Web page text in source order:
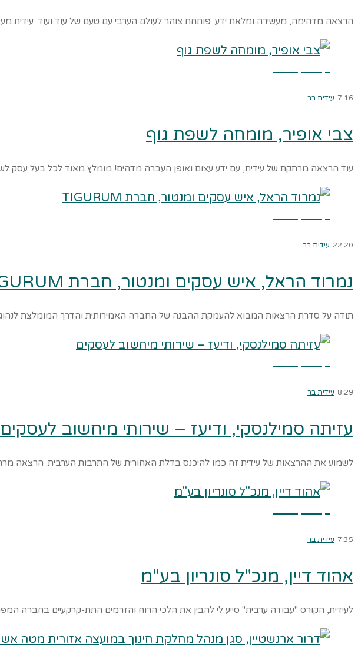
הרצאה מדהימה, מעשירה ומלאת ידע. פותחת צוהר לעולם הערבי עם טעם של עוד ועוד.
7:16 עידית בר
צבי אופיר, מומחה לשפת גוף
עוד הרצאה מרתקת של עידית, עם ידע עצום ואופן העברה מדהים! מומלץ מאוד לכל בעל עסק
22:20 עידית בר
נמרוד הראל, איש עסקים ומנטור, חברת TIGURUM
תודה על סדרת הרצאות המבוא להעמקת ההבנה של החברה האמירותית והדרך המומלצת
8:29 עידית בר
עזיתה סמילנסקי, ודיעז – שירותי מיחשוב לעסקים
לשמוע את ההרצאות של עידית זה כמו להיכנס בדלת האחורית של התרבות הערבית. הרצאה
7:35 עידית בר
אהוד דיין, מנכ"ל סונריון בע"מ
לעידית, הקורס "עבודה ערבית" סייע לי להבין את הלכי הרוח והזרמים התת-קרקעיים בחברה